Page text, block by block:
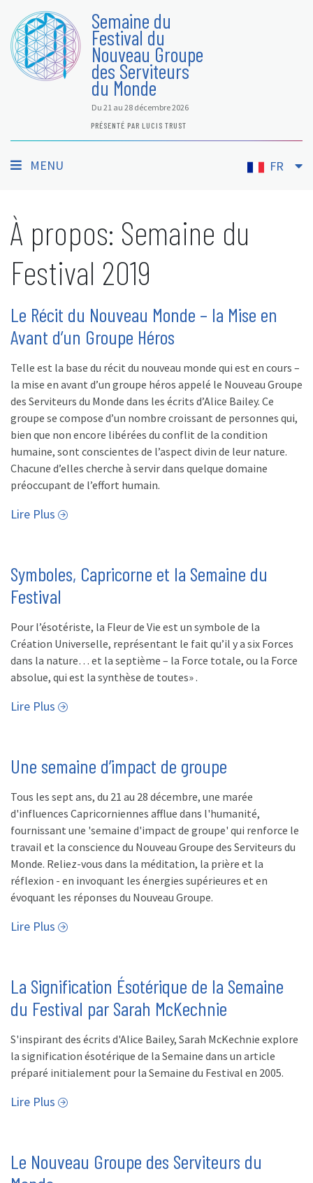
Semaine du
Festival du
Nouveau Groupe
des Serviteurs
du Monde
Du 21 au 28 décembre 2026
PRÉSENTÉ PAR LUCIS TRUST
MENU FR
À propos: Semaine du
Festival 2019
Le Récit du Nouveau Monde – la Mise en
Avant d’un Groupe Héros
Telle est la base du récit du nouveau monde qui est en cours –
la mise en avant d’un groupe héros appelé le Nouveau Groupe
des Serviteurs du Monde dans les écrits d’Alice Bailey. Ce
groupe se compose d’un nombre croissant de personnes qui,
bien que non encore libérées du conflit de la condition
humaine, sont conscientes de l’aspect divin de leur nature.
Chacune d’elles cherche à servir dans quelque domaine
préoccupant de l’effort humain.
Lire Plus
Symboles, Capricorne et la Semaine du
Festival
Pour l’ésotériste, la Fleur de Vie est un symbole de la
Création Universelle, représentant le fait qu’il y a six Forces
dans la nature… et la septième – la Force totale, ou la Force
absolue, qui est la synthèse de toutes» .
Lire Plus
Une semaine d’impact de groupe
Tous les sept ans, du 21 au 28 décembre, une marée
d'influences Capricorniennes afflue dans l'humanité,
fournissant une 'semaine d'impact de groupe' qui renforce le
travail et la conscience du Nouveau Groupe des Serviteurs du
Monde. Reliez-vous dans la méditation, la prière et la
réflexion - en invoquant les énergies supérieures et en
évoquant les réponses du Nouveau Groupe.
Lire Plus
La Signification Ésotérique de la Semaine
du Festival par Sarah McKechnie
S'inspirant des écrits d'Alice Bailey, Sarah McKechnie explore
la signification ésotérique de la Semaine dans un article
préparé initialement pour la Semaine du Festival en 2005.
Lire Plus
Le Nouveau Groupe des Serviteurs du